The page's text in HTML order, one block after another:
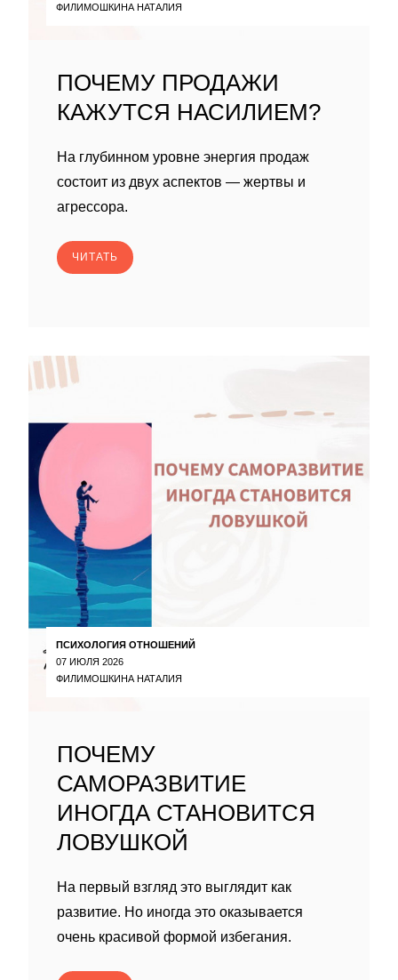
ФИЛИМОШКИНА НАТАЛИЯ
ПОЧЕМУ ПРОДАЖИ
КАЖУТСЯ НАСИЛИЕМ?
На глубинном уровне энергия продаж
состоит из двух аспектов — жертвы и
агрессора.
ЧИТАТЬ
ПСИХОЛОГИЯ ОТНОШЕНИЙ
07 ИЮЛЯ 2026
ФИЛИМОШКИНА НАТАЛИЯ
ПОЧЕМУ
САМОРАЗВИТИЕ
ИНОГДА СТАНОВИТСЯ
ЛОВУШКОЙ
На первый взгляд это выглядит как
развитие. Но иногда это оказывается
очень красивой формой избегания.